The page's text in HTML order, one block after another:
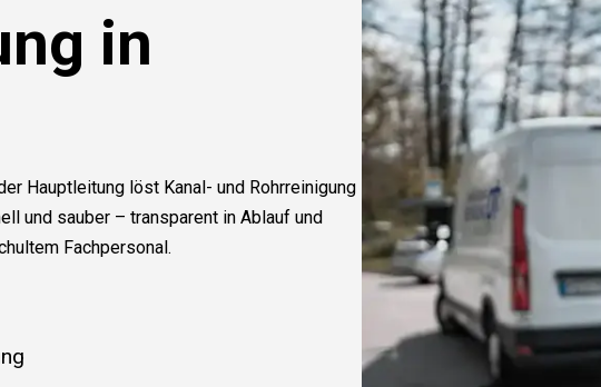
in
Hauptleitung löst Kanal- und Rohrreinigung
und sauber – transparent in Ablauf und
Fachpersonal.